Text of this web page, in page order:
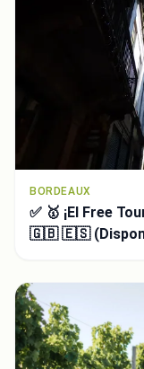
BORDEAUX
✅ 🥇 ¡El Free
🇬🇧 🇪🇸